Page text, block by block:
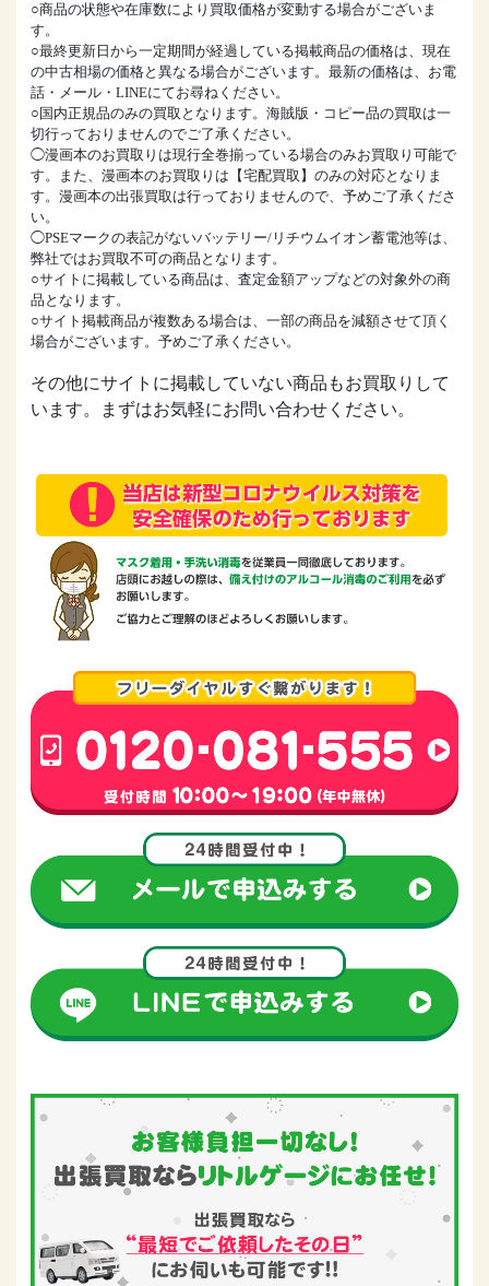
○商品の状態や在庫数により買取価格が変動する場合がございま
す。
○最終更新日から一定期間が経過している掲載商品の価格は、現在
の中古相場の価格と異なる場合がございます。最新の価格は、お電
話・メール・LINEにてお尋ねください。
○国内正規品のみの買取となります。海賊版・コピー品の買取は一
切行っておりませんのでご了承ください。
◯漫画本のお買取りは現行全巻揃っている場合のみお買取り可能で
す。また、漫画本のお買取りは【宅配買取】のみの対応となりま
す。漫画本の出張買取は行っておりませんので、予めご了承くださ
い。
◯PSEマークの表記がないバッテリー/リチウムイオン蓄電池等は、
弊社ではお買取不可の商品となります。
○サイトに掲載している商品は、査定金額アップなどの対象外の商
品となります。
○サイト掲載商品が複数ある場合は、一部の商品を減額させて頂く
場合がございます。予めご了承ください。
その他にサイトに掲載していない商品もお買取りして
います。まずはお気軽にお問い合わせください。